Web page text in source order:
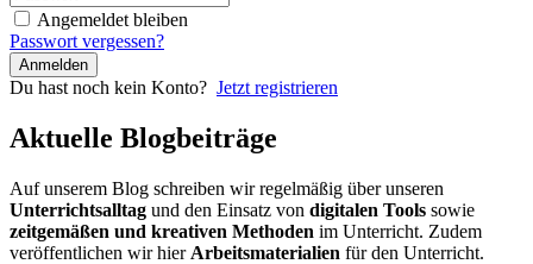
Angemeldet bleiben
Passwort vergessen?
Anmelden
Du hast noch kein Konto? Jetzt registrieren
Aktuelle Blogbeiträge
Auf unserem Blog schreiben wir regelmäßig über unseren
Unterrichtsalltag und den Einsatz von digitalen Tools sowie
zeitgemäßen und kreativen Methoden im Unterricht. Zudem
veröffentlichen wir hier Arbeitsmaterialien für den Unterricht.